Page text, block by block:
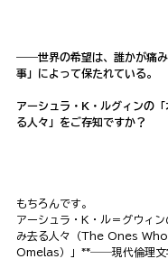
――世界の希望は、誰かが痛み
事」によって保たれている。
アーシュラ・K・ルグィンの
る人々」をご存知ですか？
もちろんです。
アーシュラ・K・ル＝グウィ
み去る人々（The Ones
Omelas）」**――現代倫理文